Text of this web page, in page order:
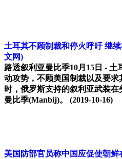
土耳其不顾制裁和停火呼吁 继
文网)
路透叙利亚曼比季10月15日 -
动攻势，不顾美国制裁以及要求
时，俄罗斯支持的叙利亚武装
曼比季(Manbij)。
(2019-10-16)
美国防部官员称中国应促使朝